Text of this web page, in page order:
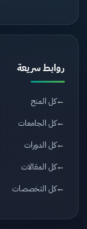
روابط سريعة
كل المنح
كل الجامعات
كل الدورات
كل المقالات
كل التخصصات